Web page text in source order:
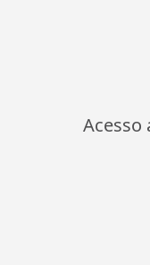
Acesso